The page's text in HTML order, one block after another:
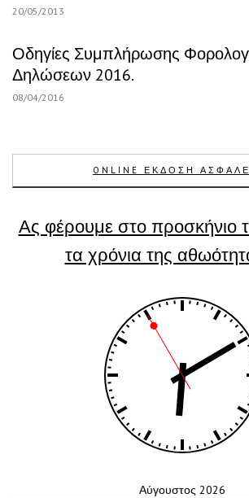
20/05/2013
Οδηγίες Συμπλήρωσης
Δηλώσεων 2016.
08/04/2016
ONLINE ΕΚΔΟΣΗ
Ας φέρουμε στο προσκήνιο
τα χρόνια της
Αύγουστος 2026